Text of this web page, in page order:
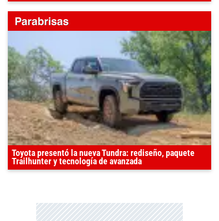
Toyota presentó la nueva Tundra: rediseño, paquete
Trailhunter y tecnología de avanzada